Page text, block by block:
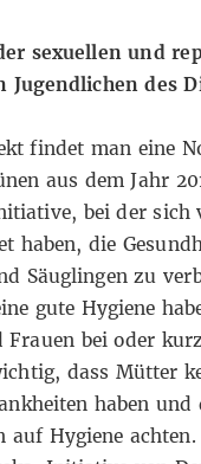
sexuellen und
Jugendlichen des
findet man eine
aus dem Jahr
bei der sich
haben, die
Säuglingen zu
gute Hygiene
Frauen bei oder
dass Mütter
haben und
auf Hygiene